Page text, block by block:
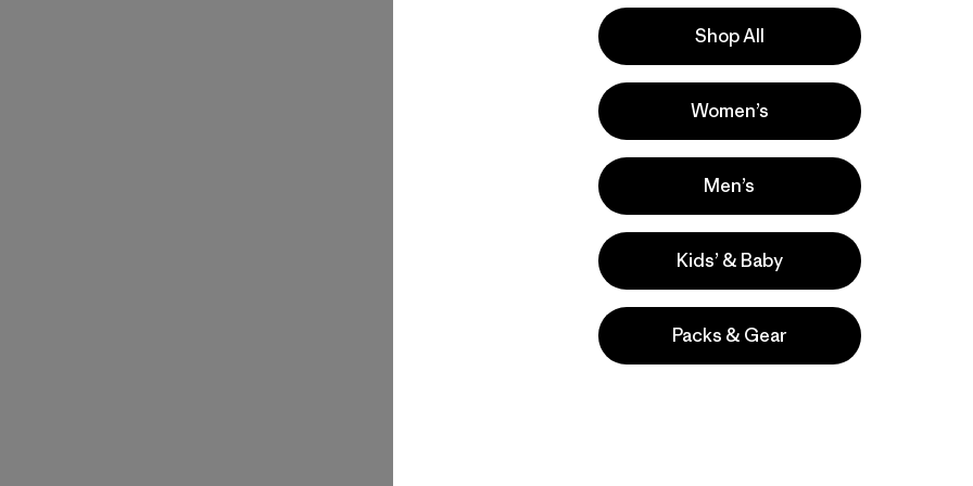
Shirt
$ 59
Stratapeaks
Shop All
Women’s
Men’s
Kids’ & Baby
Packs & Gear